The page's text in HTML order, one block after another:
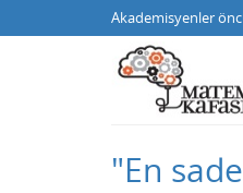
Akademisyenler
"En